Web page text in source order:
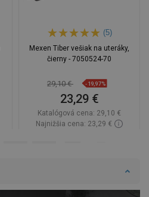
(5)
Mexen Tiber vešiak na uteráky,
čierny - 7050524-70
29,10 € -19,97%
23,29 €
Katalógová cena: 29,10 €
Najnižšia cena: 23,29 €